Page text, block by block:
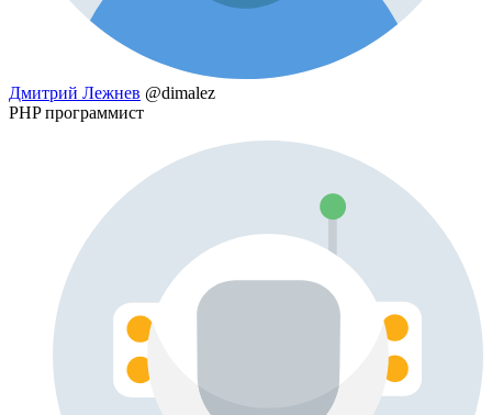
Дмитрий Лежнев @dimalez
PHP программист